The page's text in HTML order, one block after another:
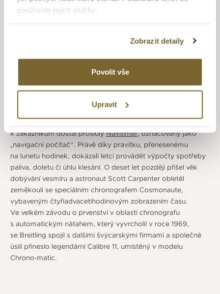
používáte jejich služby.
Zobrazit detaily
Povolit vše
Upravit
Založil ji v roce 1884 teprve čtyřiadvacetiletý Léon Breitling
de-Fonds. V roce 1915, když už společnost vedl syn
hodinkys nezávislým tlačítkem
chronografu, v roce 1934 pak přichází dvoutlačítkové
chronografy: druhé tlačítko umožňovalo nulování sčítačů. Už
ve čtyřicátých letech se na hodinkách Breitling
k zákazníkům dostal proslulýNavitimer, označovaný jako
„navigační počítač“. Právě díky pravítku, přenesenému
na lunetu hodinek, dokázali letci provádět výpočty spotřeby
paliva, doletu či úhlu klesání. O deset let později přišel věk
dobývání vesmíru a astronaut Scott Carpenter obletěl
zeměkouli se speciálním chronografem Cosmonaute,
vybaveným čtyřiadvacetihodinovým zobrazením času.
Ve velkém závodu o prvenství v oblasti chronografu
s automatickým nátahem, který vyvrcholil v roce 1969,
se Breitling spojil s dalšími švýcarskými firmami a společné
úsilí přineslo legendární Calibre 11, umístěný v modelu
Chrono-matic.